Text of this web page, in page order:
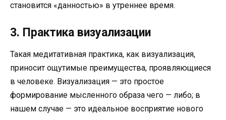
становится «данностью» в утреннее время.
3. Практика визуализации
Такая медитативная практика, как визуализация,
приносит ощутимые преимущества, проявляющиеся
в человеке. Визуализация — это простое
формирование мысленного образа чего — либо; в
нашем случае — это идеальное восприятие нового